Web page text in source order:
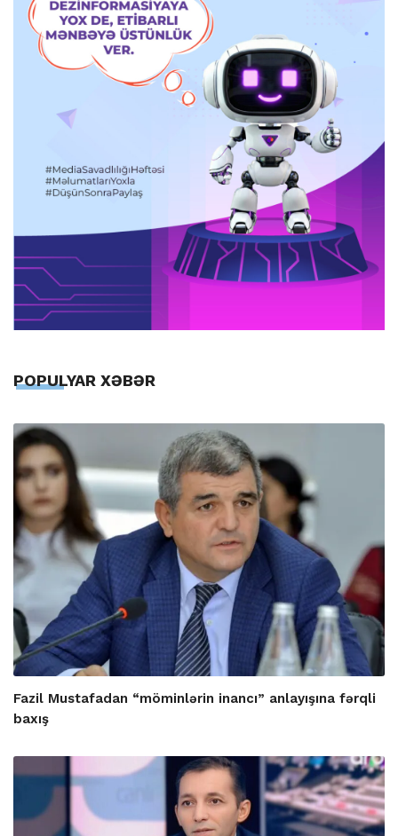
POPULYAR XƏBƏR
Fazil Mustafadan “möminlərin inancı” anlayışına fərqli
baxış